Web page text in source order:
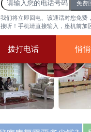
我们将立即回电。该通话对您免费
接听！手机请直接输入，座机前加
拨打电话 悄